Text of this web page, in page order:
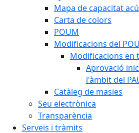
Mapa de capacitat
Carta de colors
POUM
Modificacions del
Modificacions en
Aprovació
l'àmbit del
Catàleg de masies
Seu electrònica
Transparència
Serveis i tràmits